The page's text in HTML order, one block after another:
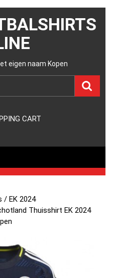
eigen naam Kopen
CART
/EK 2024
Thuisshirt EK 2024